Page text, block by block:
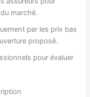
marché.
par les prix bas
proposé.
pour évaluer